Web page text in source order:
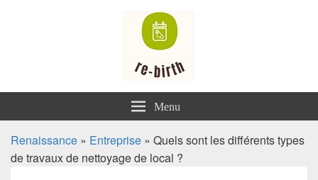
Renaissance Menu
Renaissance » Entreprise » Quels sont les différents types
de travaux de nettoyage de local ?